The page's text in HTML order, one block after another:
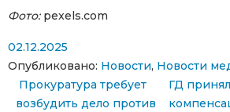
Фото:pexels.com
02.12.2025
Опубликовано: Новости, Новости
Навигация по
Прокуратура требует
возбудить дело против
ГД